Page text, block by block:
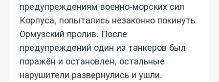
предупреждениям военно‑морских сил
Корпуса, попытались незаконно покинуть
Ормузский пролив. После
предупреждений один из танкеров был
поражён и остановлен, остальные
нарушители развернулись и ушли.